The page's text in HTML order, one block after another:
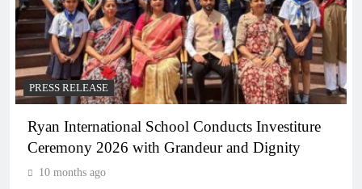
PRESS RELEASE
Ryan International School Conducts Investiture
Ceremony 2026 with Grandeur and Dignity
10 months ago